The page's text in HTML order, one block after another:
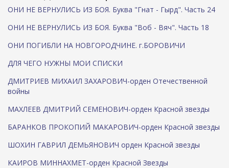
ОНИ НЕ ВЕРНУЛИСЬ ИЗ БОЯ. Буква "Гнат - Гырд". Часть 24
ОНИ НЕ ВЕРНУЛИСЬ ИЗ БОЯ. Буква "Воб - Вяч". Часть 18
ОНИ ПОГИБЛИ НА НОВГОРОДЧИНЕ. г.БОРОВИЧИ
ДЛЯ ЧЕГО НУЖНЫ МОИ СПИСКИ
ДМИТРИЕВ МИХАИЛ ЗАХАРОВИЧ-орден Отечественной
войны
МАХЛЕЕВ ДМИТРИЙ СЕМЕНОВИЧ-орден Красной звезды
БАРАНКОВ ПРОКОПИЙ МАКАРОВИЧ-орден Красной звезды
ШОХИН ГАВРИЛ ДЕМЬЯНОВИЧ орден Красной звезды
КАИРОВ МИННАХМЕТ-орден Красной Звезды